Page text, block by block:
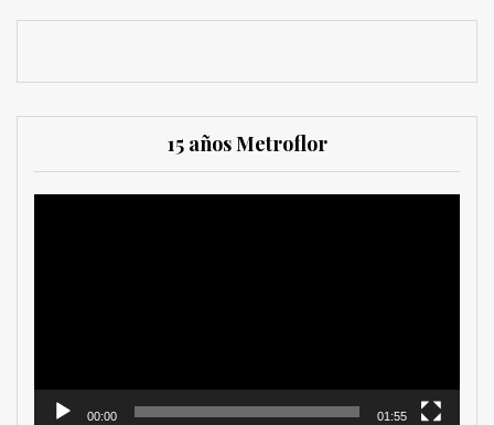
15 años Metroflor
00:00 01:55